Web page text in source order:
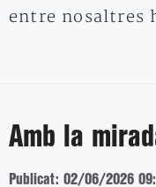
entre nosaltres
Amb la
Publicat: 02/06/2026